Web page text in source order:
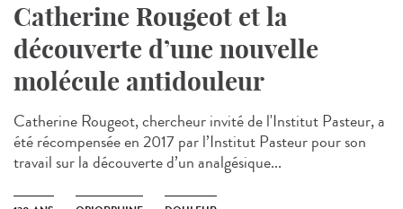
Catherine Rougeot et la
découverte d’une nouvelle
molécule antidouleur
Catherine Rougeot, chercheur invité de l'Institut Pasteur, a
été récompensée en 2017 par l’Institut Pasteur pour son
travail sur la découverte d’un analgésique...